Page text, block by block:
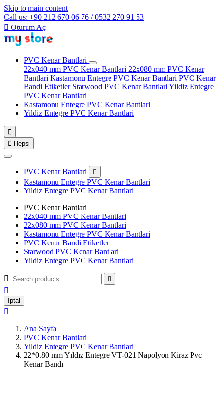
Skip to main content
Call us: +90 212 670 06 76 / 0532 270 91 53
 Oturum Aç
PVC Kenar Bantlari
22x040 mm PVC Kenar Bantlari 22x080 mm PVC Kenar
Bantlari Kastamonu Entegre PVC Kenar Bantlari PVC Kenar
Bandi Etiketler Starwood PVC Kenar Bantlari Yildiz Entegre
PVC Kenar Bantlari
Kastamonu Entegre PVC Kenar Bantlari
Yildiz Entegre PVC Kenar Bantlari

 Hepsi
PVC Kenar Bantlari 
Kastamonu Entegre PVC Kenar Bantlari
Yildiz Entegre PVC Kenar Bantlari
PVC Kenar Bantlari
22x040 mm PVC Kenar Bantlari
22x080 mm PVC Kenar Bantlari
Kastamonu Entegre PVC Kenar Bantlari
PVC Kenar Bandi Etiketler
Starwood PVC Kenar Bantlari
Yildiz Entegre PVC Kenar Bantlari
 

İptal

Ana Sayfa
PVC Kenar Bantlari
Yildiz Entegre PVC Kenar Bantlari
22*0.80 mm Yıldız Entegre VT-021 Napolyon Kiraz Pvc
Kenar Bandı